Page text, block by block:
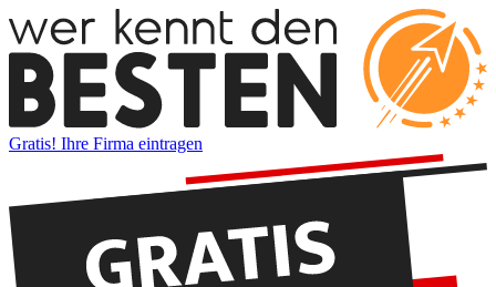
Gratis! Ihre Firma eintragen